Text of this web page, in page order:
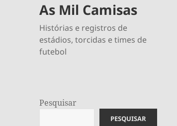
As Mil Camisas
Histórias e registros de
estádios, torcidas e times de
futebol
Pesquisar
PESQUISAR